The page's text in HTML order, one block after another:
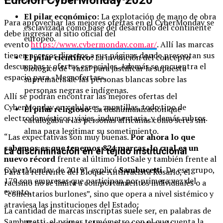
Para aprovechar las mejores ofertas en el CyberMonday se
debe ingresar al sitio oficial del
eventohttps://www.cybermonday.com.ar/. Allí las marcas
tienen accesos directos a sus páginas donde presentan sus
descuentos y ofertas especiales. Además se encuentra el
espacio para «Megaofertas».
Allí se podrán encontrar las mejores ofertas del
CyberMonday en celulares, zapatillas, todo tipo de
electrodomésticos, viajes, indumentaria, y demás rubros.
“Las expectativas son muy buenas.Por ahora lo que
sabemos es que tenemos 824 marcas, lo cual es un
nuevo récordfrente al último HotSale y también frente al
CyberMonday de 2019”, explicóSambucetti. De ese grupo,
179 son empresas que participan por primera vez del
evento.
La cantidad de marcas inscriptas suele ser, en palabras de
El pilar económico:La explotación de mano de obra
esclavizada como base del desarrollo del continente
europeo.
El pilar científico:La invención del concepto
biológico de “raza” para justificar la supuesta
supremacía de las personas blancas sobre las
personas negras e indígenas.
El pilar religioso:La deshumanización que
catalogaba a las personas africanas como seres sin
alma para legitimar su sometimiento.
La discriminación en el tejido institucional
Para la referente del Bloque Antirracista Rosario, el
racismo no se limita a comportamientos individuales o a
“comentarios burlones”, sino que opera a nivel sistémico y
atraviesa las instituciones del Estado: